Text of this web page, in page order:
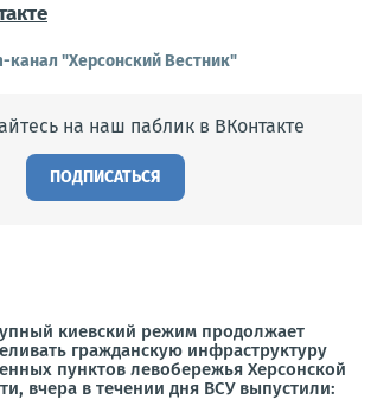
канал "Херсонский Вестник"
на наш паблик в ВКонтакте
ПОДПИСАТЬСЯ
киевский режим продолжает
гражданскую инфраструктуру
пунктов левобережья Херсонской
вчера в течении дня ВСУ выпустили: